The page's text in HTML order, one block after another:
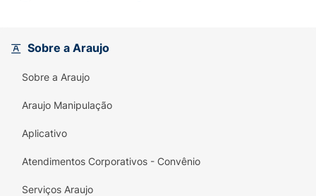
Sobre a Araujo
Sobre a Araujo
Araujo Manipulação
Aplicativo
Atendimentos Corporativos - Convênio
Serviços Araujo